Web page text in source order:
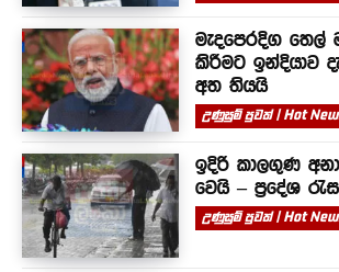
මැදපෙරදිග තෙල්
කිරීමට ඉන්දියාව
අත තියයි
උණුසුම් පුවත් | Hot
ඉදිරි කාලගුණ
වෙයි – ප්‍රදේශ
උණුසුම් පුවත් | Hot